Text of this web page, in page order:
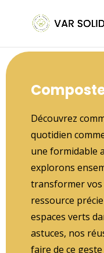
Découvrez
quotidien
une formidable
explorons
transformer vos
ressource
espaces verts
astuces, nos
faire de ce